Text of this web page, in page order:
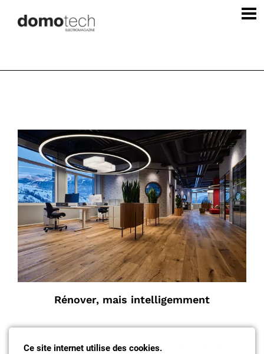
Rénover, mais intelligemment
Comment des rénovations d’éclairage intelligentes
Ce site internet utilise des cookies.